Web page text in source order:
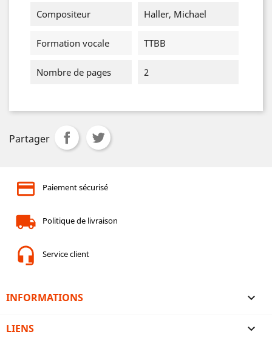
Compositeur
Haller, Michael
Formation vocale TTBB
Nombre de pages 2
Partager
Paiement sécurisé
Politique de livraison
Service client
INFORMATIONS 
LIENS 